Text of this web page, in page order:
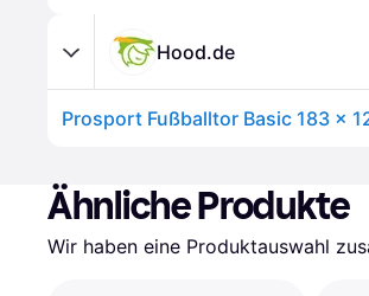
Hood.de
Prosport Fußballtor Basic 183 x
Ähnliche Produkte
Wir haben eine Produktauswahl